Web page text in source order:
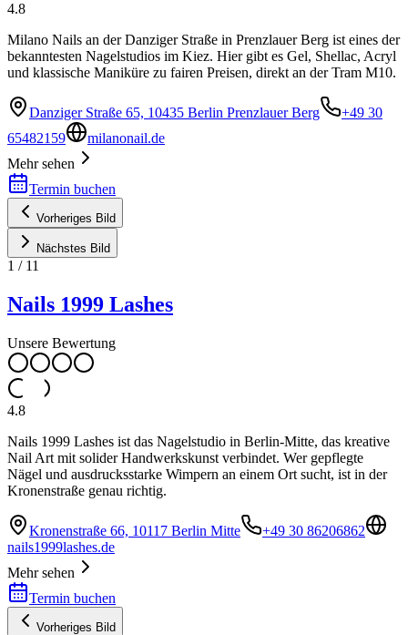
4.8
Milano Nails an der Danziger Straße in Prenzlauer Berg ist eines der
bekanntesten Nagelstudios im Kiez. Hier gibt es Gel, Shellac, Acryl
und klassische Maniküre zu fairen Preisen, direkt an der Tram M10.
Danziger Straße 65, 10435 Berlin Prenzlauer Berg
+49 30
65482159
milanonail.de
Mehr sehen
Termin buchen
Vorheriges Bild
Nächstes Bild
1 / 11
Nails 1999 Lashes
Unsere Bewertung
4.8
Nails 1999 Lashes ist das Nagelstudio in Berlin-Mitte, das kreative
Nail Art mit solider Handwerkskunst verbindet. Wer gepflegte
Nägel und ausdrucksstarke Wimpern an einem Ort sucht, ist in der
Kronenstraße genau richtig.
Kronenstraße 66, 10117 Berlin Mitte
+49 30 86206862
nails1999lashes.de
Mehr sehen
Termin buchen
Vorheriges Bild